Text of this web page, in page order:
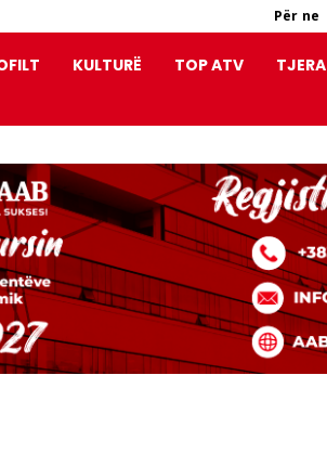
Për ne
KULTURË TOP ATV TJERA